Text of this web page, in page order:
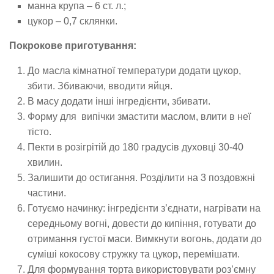
манна крупа – 6 ст. л.;
цукор – 0,7 склянки.
Покрокове приготування:
До масла кімнатної температури додати цукор,
збити. Збиваючи, вводити яйця.
В масу додати інші інгредієнти, збивати.
Форму для випічки змастити маслом, влити в неї
тісто.
Пекти в розігрітій до 180 градусів духовці 30-40
хвилин.
Залишити до остигання. Розділити на 3 поздовжні
частини.
Готуємо начинку: інгредієнти з’єднати, нагрівати на
середньому вогні, довести до кипіння, готувати до
отримання густої маси. Вимкнути вогонь, додати до
суміші кокосову стружку та цукор, перемішати.
Для формування торта використовувати роз’ємну